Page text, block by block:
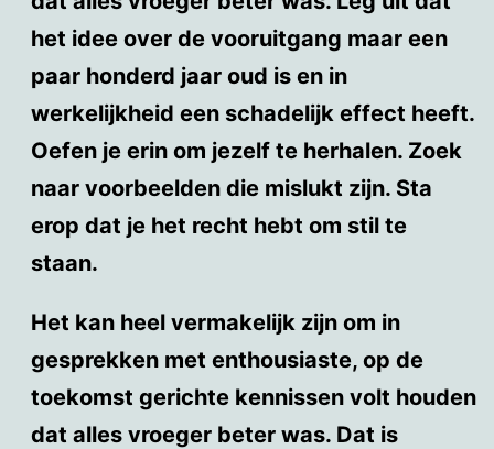
het idee over de vooruitgang maar een
paar honderd jaar oud is en in
werkelijkheid een schadelijk effect heeft.
Oefen je erin om jezelf te herhalen. Zoek
naar voorbeelden die mislukt zijn. Sta
erop dat je het recht hebt om stil te
staan.
Het kan heel vermakelijk zijn om in
gesprekken met enthousiaste, op de
toekomst gerichte kennissen volt houden
dat alles vroeger beter was. Dat is